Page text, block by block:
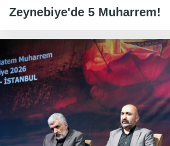
Zeynebiye'de 5 Muharrem!